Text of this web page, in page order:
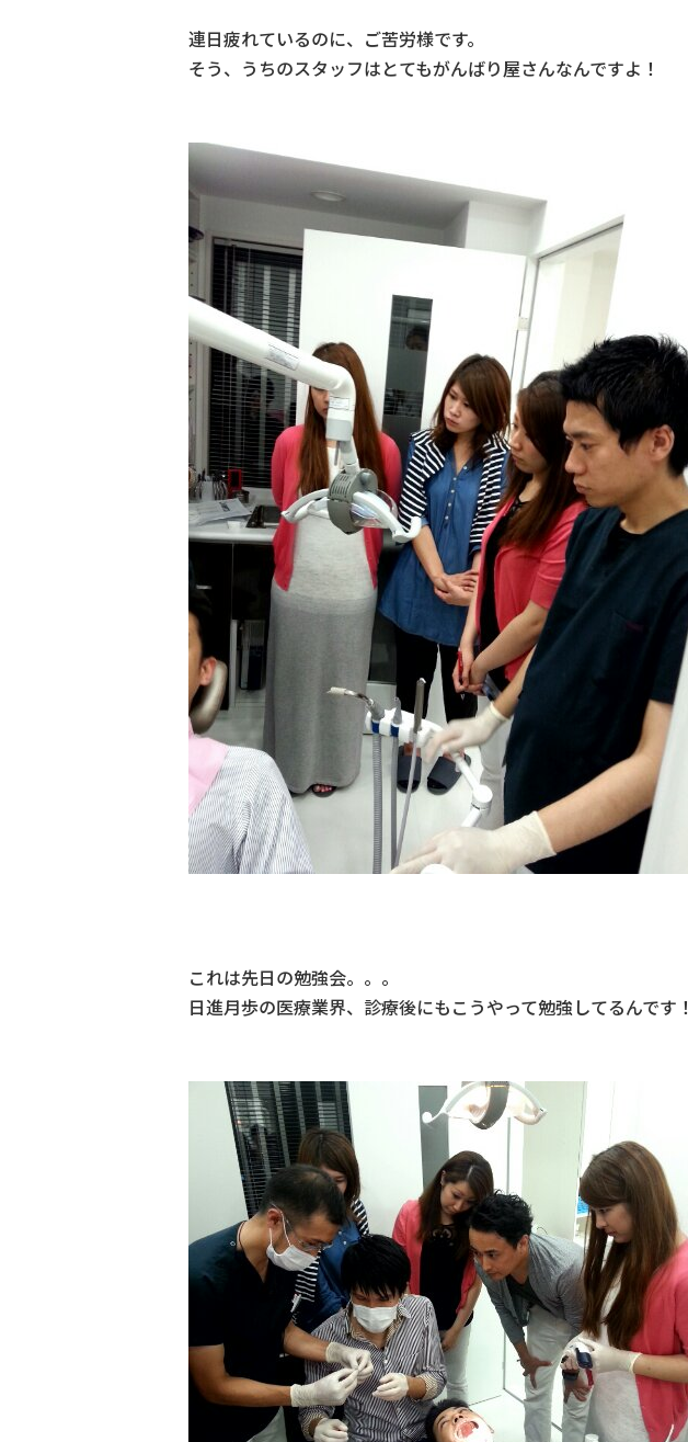
連日疲れているのに、ご苦労様です。
そう、うちのスタッフはとてもがんばり屋さんなんですよ！
これは先日の勉強会。。。
日進月歩の医療業界、診療後にもこうやって勉強してるんです！